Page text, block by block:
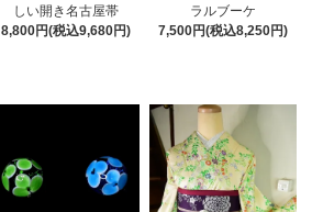
しい開き名古屋帯
8,800円(税込9,680円)
ラルブーケ
7,500円(税込8,250円)